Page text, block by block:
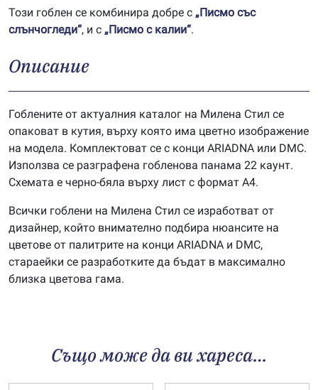
Този гоблен се комбинира добре с „Писмо със
слънчогледи“, и с „Писмо с калии“.
Описание
Гоблените от актуалния каталог на Милена Стил се
опаковат в кутия, върху която има цветно изображение
на модела. Комплектоват се с конци ARIADNA или DMC.
Използва се разграфена гобленова панама 22 каунт.
Схемата е черно-бяла върху лист с формат А4.
Всички гоблени на Милена Стил се изработват от
дизайнер, който внимателно подбира нюансите на
цветове от палитрите на конци ARIADNA и DMC,
стараейки се разработките да бъдат в максимално
близка цветова гама.
Също може да ви хареса…